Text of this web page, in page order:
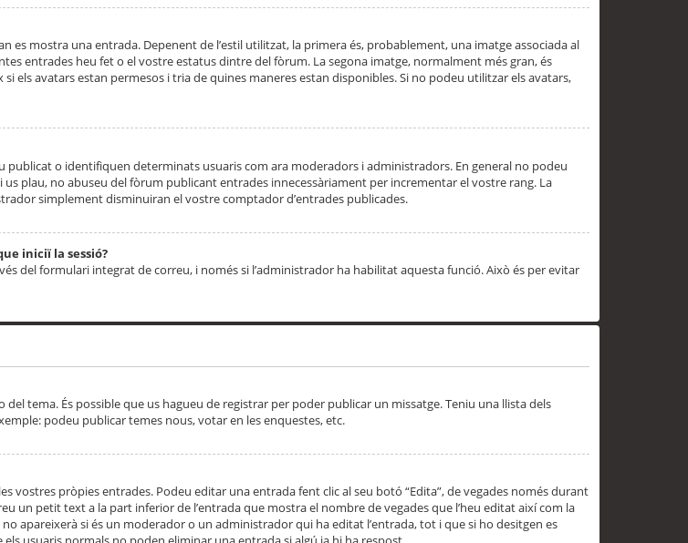
es mostra una entrada. Depenent de l’estil utilitzat, la primera és, probablement, una imatge associada al
entrades heu fet o el vostre estatus dintre del fòrum. La segona imatge, normalment més gran, és
els avatars estan permesos i tria de quines maneres estan disponibles. Si no podeu utilitzar els avatars,
publicat o identifiquen determinats usuaris com ara moderadors i administradors. En general no podeu
plau, no abuseu del fòrum publicant entrades innecessàriament per incrementar el vostre rang. La
simplement disminuiran el vostre comptador d’entrades publicades.
iniciï la sessió?
del formulari integrat de correu, i només si l’administrador ha habilitat aquesta funció. Això és per evitar
tema. És possible que us hagueu de registrar per poder publicar un missatge. Teniu una llista dels
podeu publicar temes nous, votar en les enquestes, etc.
pròpies entrades. Podeu editar una entrada fent clic al seu botó “Edita”, de vegades només durant
un petit text a la part inferior de l’entrada que mostra el nombre de vegades que l’heu editat així com la
apareixerà si és un moderador o un administrador qui ha editat l’entrada, tot i que si ho desitgen es